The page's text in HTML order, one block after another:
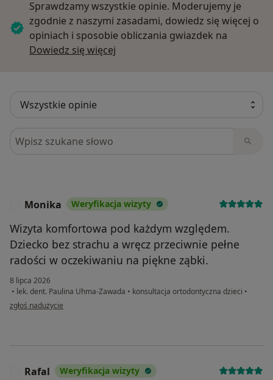
Sprawdzamy wszystkie opinie. Moderujemy je
zgodnie z naszymi zasadami, dowiedz się więcej o
opiniach i sposobie obliczania gwiazdek na
Dowiedz się więcej
Szukaj w opiniach
Monika Weryfikacja wizyty
Wizyta komfortowa pod każdym względem.
Dziecko bez strachu a wręcz przeciwnie pełne
radości w oczekiwaniu na piękne ząbki.
8 lipca 2026
• lek. dent. Paulina Uhma-Zawada • konsultacja ortodontyczna dzieci •
w opinii użytkownika Monika
zgłoś nadużycie
Rafal Weryfikacja wizyty